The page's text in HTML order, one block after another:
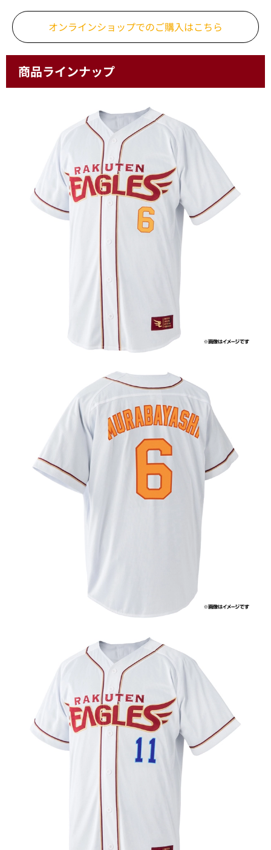
オンラインショップでのご購入はこちら
商品ラインナップ